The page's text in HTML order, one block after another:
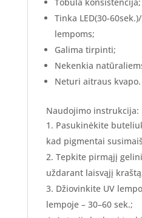
Tobula konsistencija;
Tinka LED(30-
lempoms;
Galima tirpinti;
Nekenkia
Neturi aitraus kvapo.
Naudojimo instrukcija:
Pasukinėkite
kad pigmentai
Tepkite pirmąjį
uždarant laisvąjį
Džiovinkite UV
lempoje – 30–60 sek.;